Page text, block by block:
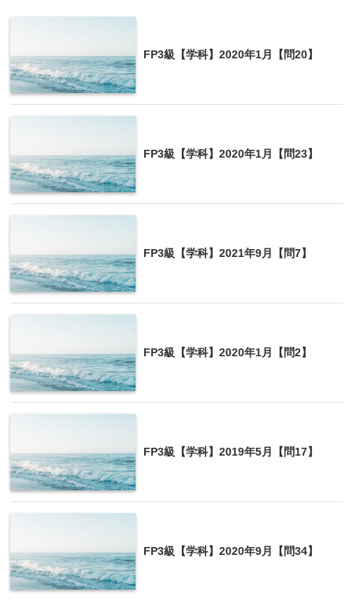
FP3級【学科】2020年1月【問20】
FP3級【学科】2020年1月【問23】
FP3級【学科】2021年9月【問7】
FP3級【学科】2020年1月【問2】
FP3級【学科】2019年5月【問17】
FP3級【学科】2020年9月【問34】